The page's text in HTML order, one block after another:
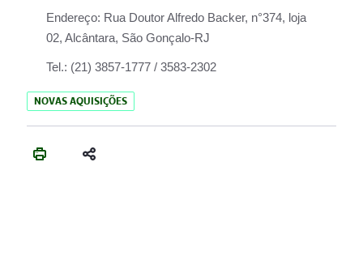
Endereço: Rua Doutor Alfredo Backer, n°374, loja
02, Alcântara, São Gonçalo-RJ
Tel.: (21) 3857-1777 / 3583-2302
NOVAS AQUISIÇÕES